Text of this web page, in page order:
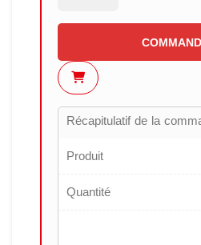
Récapitulatif de la
Produit
Quantité